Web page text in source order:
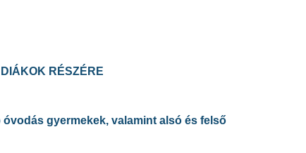
RÉSZÉRE
óvodás gyermekek, valamint alsó és felső